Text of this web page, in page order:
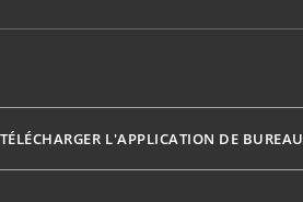
TÉLÉCHARGER L'APPLICATION DE BUREAU